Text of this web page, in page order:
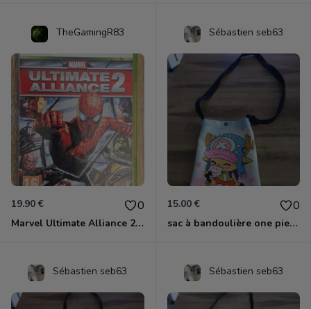
TheGamingR83
19.90 € 0
Marvel Ultimate Alliance 2 Xbox 360
Sébastien seb63
15.00 € 0
sac à bandoulière one piece chopper
Sébastien seb63 Sébastien seb63